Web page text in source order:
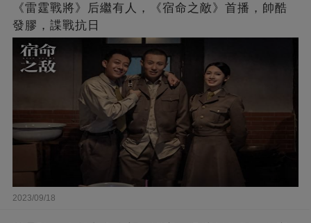
《雷霆戰將》后繼有人，《宿命之敵》首播，帥酷
發膠，諜戰抗日
2023/09/18